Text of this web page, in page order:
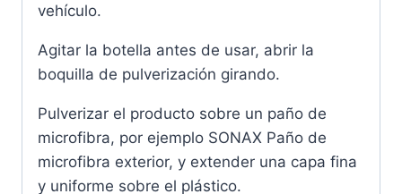
vehículo.
Agitar la botella antes de usar, abrir la
boquilla de pulverización girando.
Pulverizar el producto sobre un paño de
microfibra, por ejemplo SONAX Paño de
microfibra exterior, y extender una capa fina
y uniforme sobre el plástico.